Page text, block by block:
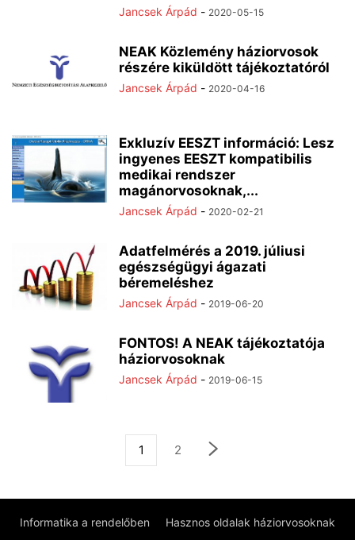
Jancsek Árpád - 2020-05-15
NEAK Közlemény háziorvosok
részére kiküldött tájékoztatóról
Jancsek Árpád - 2020-04-16
Exkluzív EESZT információ: Lesz
ingyenes EESZT kompatibilis
medikai rendszer
magánorvosoknak,...
Jancsek Árpád - 2020-02-21
Adatfelmérés a 2019. júliusi
egészségügyi ágazati
béremeléshez
Jancsek Árpád - 2019-06-20
FONTOS! A NEAK tájékoztatója
háziorvosoknak
Jancsek Árpád - 2019-06-15
1 2
Informatika a rendelőben Hasznos oldalak háziorvosoknak